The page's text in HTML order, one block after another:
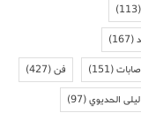
(113)
(167)
(151) فن(427)
ليلى الحديوي(97)